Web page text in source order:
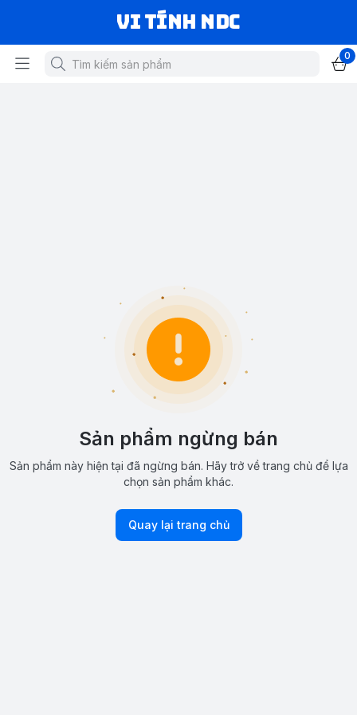
VI TÍNH NDC
0
Sản phẩm ngừng bán
Sản phẩm này hiện tại đã ngừng bán. Hãy trở về trang chủ để lựa
chọn sản phẩm khác.
Quay lại trang chủ